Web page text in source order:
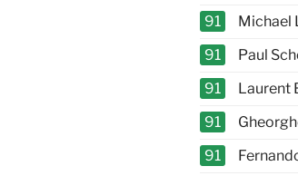
91
Michael
91
Paul
91
Laurent
91
91